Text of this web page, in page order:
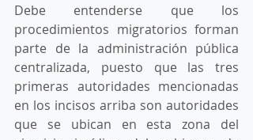
Debe entenderse que los
procedimientos migratorios forman
parte de la administración pública
centralizada, puesto que las tres
primeras autoridades mencionadas
en los incisos arriba son autoridades
que se ubican en esta zona del